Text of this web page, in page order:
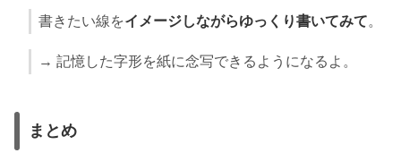
書きたい線をイメージしながらゆっくり書いてみて。
→ 記憶した字形を紙に念写できるようになるよ。
まとめ